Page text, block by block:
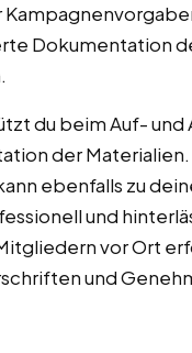
Dokumentation
du beim Auf- und
der Materialien.
ebenfalls zu
und
vor Ort
und